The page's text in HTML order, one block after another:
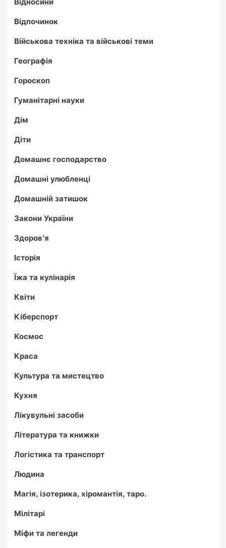
Відпочинок
Військова техніка та військові теми
Географія
Гороскоп
Гуманітарні науки
Дім
Діти
Домашнє господарство
Домашні улюбленці
Домашній затишок
Закони України
Здоров'я
Історія
Їжа та кулінарія
Квіти
Кіберспорт
Космос
Краса
Культура та мистецтво
Кухня
Лікувульні засоби
Література та книжки
Логістика та транспорт
Людина
Магія, ізотерика, хіромантія, таро.
Мілітарі
Міфи та легенди